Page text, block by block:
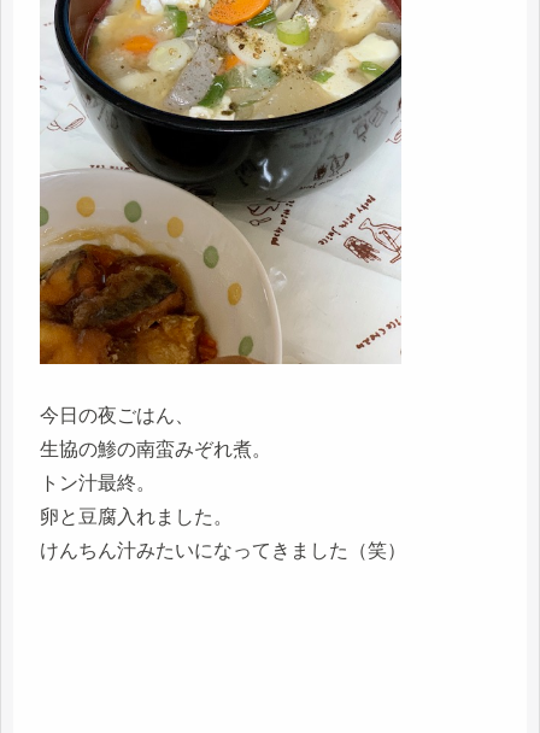
今日の夜ごはん、
生協の鯵の南蛮みぞれ煮。
トン汁最終。
卵と豆腐入れました。
けんちん汁みたいになってきました（笑）